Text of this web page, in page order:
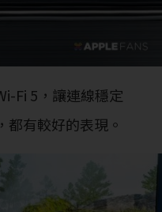
Fi 5，讓連線穩定
有較好的表現。